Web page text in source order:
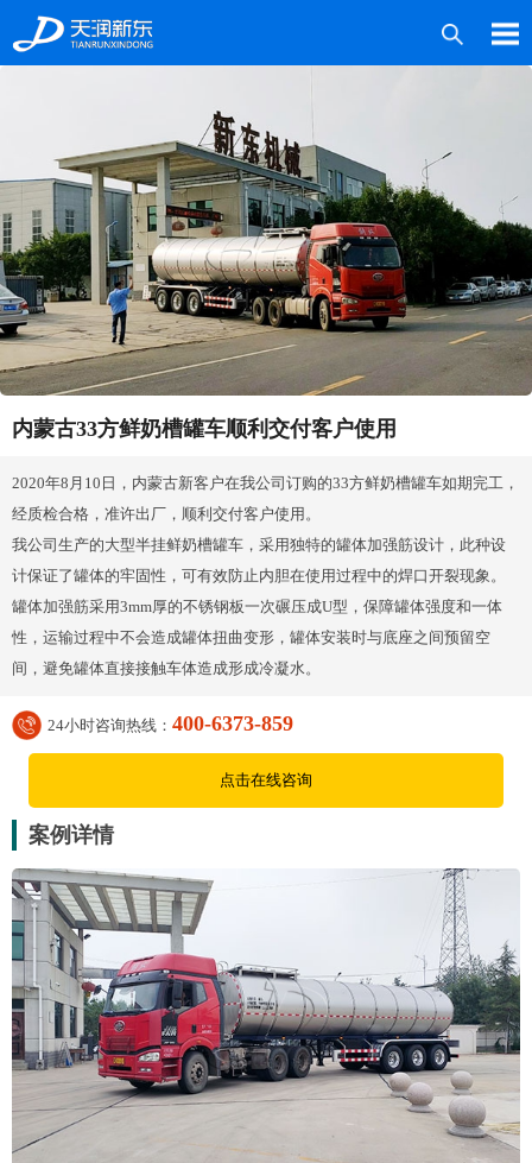
案例中心
媒体中心
技术服务
关于新东
内蒙古33方鲜奶槽罐车顺利交付客户使用
2020年8月10日，内蒙古新客户在我公司订购的33方鲜奶槽罐车如期完工，
经质检合格，准许出厂，顺利交付客户使用。
我公司生产的大型半挂鲜奶槽罐车，采用独特的罐体加强筋设计，此种设
计保证了罐体的牢固性，可有效防止内胆在使用过程中的焊口开裂现象。
罐体加强筋采用3mm厚的不锈钢板一次碾压成U型，保障罐体强度和一体
性，运输过程中不会造成罐体扭曲变形，罐体安装时与底座之间预留空
间，避免罐体直接接触车体造成形成冷凝水。
24小时咨询热线： 400-6373-859
点击在线咨询
案例详情